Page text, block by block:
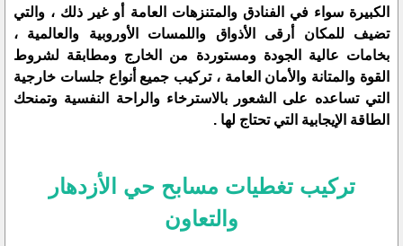
الكبيرة سواء في الفنادق والمتنزهات العامة أو غير ذلك ، والتي
تضيف للمكان أرقى الأذواق واللمسات الأوروبية والعالمية ،
بخامات عالية الجودة ومستوردة من الخارج ومطابقة لشروط
القوة والمتانة والأمان العامة ، تركيب جميع أنواع جلسات خارجية
التي تساعده على الشعور بالاسترخاء والراحة النفسية وتمنحك
الطاقة الإيجابية التي تحتاج لها .
تركيب تغطيات مسابح حي الأزدهار
والتعاون